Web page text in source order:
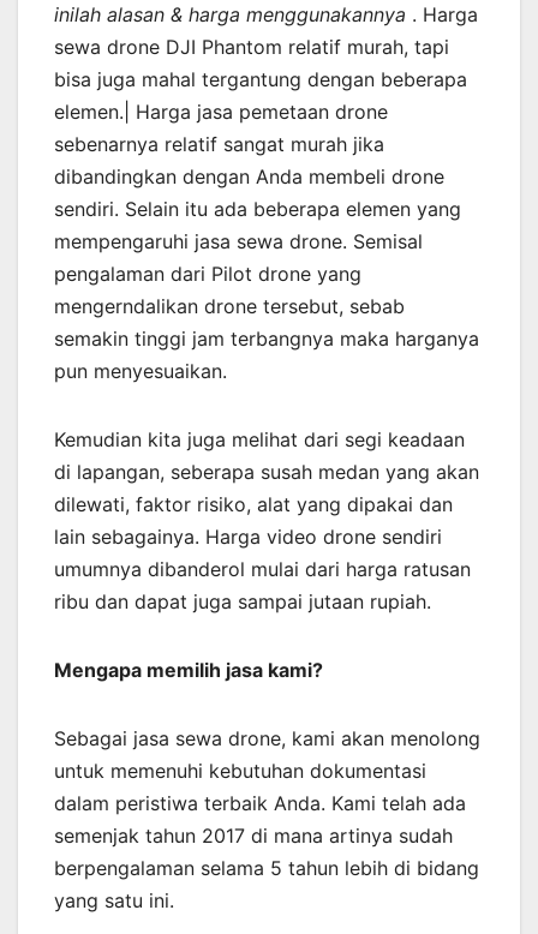
inilah alasan & harga menggunakannya . Harga
sewa drone DJI Phantom relatif murah, tapi
bisa juga mahal tergantung dengan beberapa
elemen.| Harga jasa pemetaan drone
sebenarnya relatif sangat murah jika
dibandingkan dengan Anda membeli drone
sendiri. Selain itu ada beberapa elemen yang
mempengaruhi jasa sewa drone. Semisal
pengalaman dari Pilot drone yang
mengerndalikan drone tersebut, sebab
semakin tinggi jam terbangnya maka harganya
pun menyesuaikan.
Kemudian kita juga melihat dari segi keadaan
di lapangan, seberapa susah medan yang akan
dilewati, faktor risiko, alat yang dipakai dan
lain sebagainya. Harga video drone sendiri
umumnya dibanderol mulai dari harga ratusan
ribu dan dapat juga sampai jutaan rupiah.
Mengapa memilih jasa kami?
Sebagai jasa sewa drone, kami akan menolong
untuk memenuhi kebutuhan dokumentasi
dalam peristiwa terbaik Anda. Kami telah ada
semenjak tahun 2017 di mana artinya sudah
berpengalaman selama 5 tahun lebih di bidang
yang satu ini.